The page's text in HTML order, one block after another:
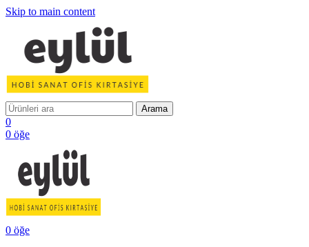
Skip to main content
Arama
0
0 öğe
0 öğe